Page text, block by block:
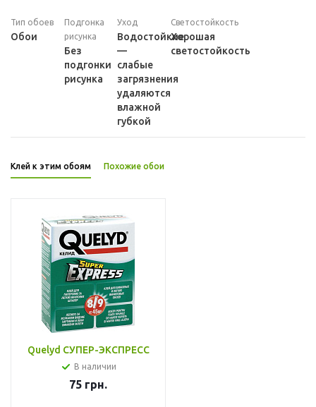
Тип обоев
Обои
Подгонка
рисунка
Без
подгонки
рисунка
Уход
Водостойкие
—
слабые
загрязнения
удаляются
влажной
губкой
Светостойкость
Хорошая
светостойкость
Клей к этим обоям Похожие обои
Quelyd СУПЕР-ЭКСПРЕСС
В наличии
75 грн.